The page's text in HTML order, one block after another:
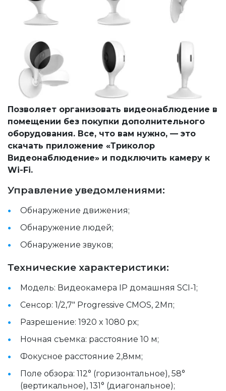
Позволяет организовать видеонаблюдение в
помещении без покупки дополнительного
оборудования. Все, что вам нужно, — это
скачать приложение «Триколор
Видеонаблюдение» и подключить камеру к
Wi-Fi.
Управление уведомлениями:
Обнаружение движения;
Обнаружение людей;
Обнаружение звуков;
Технические характеристики:
Модель: Видеокамера IP домашняя SCI-1;
Сенсор: 1/2,7" Progressive CMOS, 2Мп;
Разрешение: 1920 x 1080 px;
Ночная съемка: расстояние 10 м;
Фокусное расстояние 2,8мм;
Поле обзора: 112° (горизонтальное), 58°
(вертикальное), 131° (диагональное);